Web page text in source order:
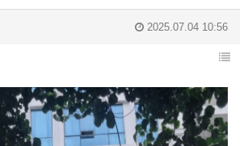
2025.07.04 10:56